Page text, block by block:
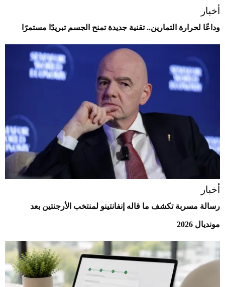
أخبار
وداعًا لحرارة التمارين.. تقنية جديدة تمنح الجسم تبريدًا مستمرًا
أخبار
رسالة مسربة تكشف ما قاله إنفانتينو لمنتخب الأرجنتين بعد
مونديال 2026